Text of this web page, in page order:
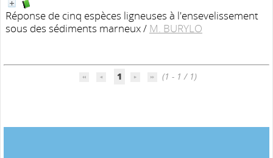
Réponse de cinq espèces ligneuses à l'ensevelissement
sous des sédiments marneux/ M. BURYLO
1 (1 - 1 / 1)